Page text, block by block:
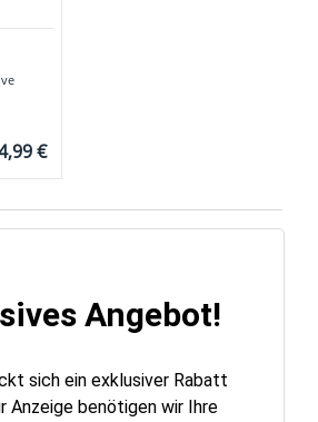
€
Angebot!
sich ein exklusiver Rabatt
Anzeige benötigen wir Ihre